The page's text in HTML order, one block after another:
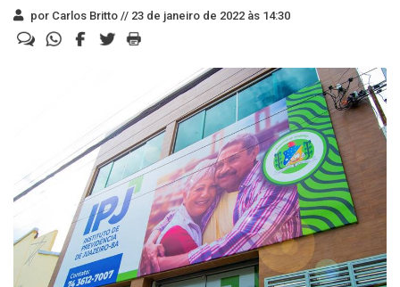
por Carlos Britto // 23 de janeiro de 2022 às 14:30